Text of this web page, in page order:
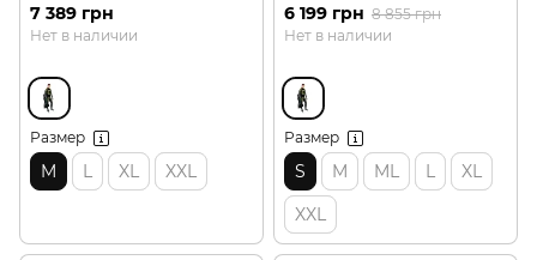
7 389 грн
Нет в наличии
Размер
M L XL XXL
6 199 грн 8 855 грн
Нет в наличии
Размер
S M ML L
XL
XXL